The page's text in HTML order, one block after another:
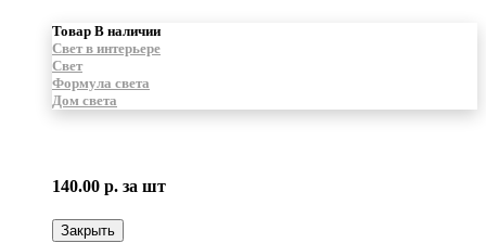
Товар В наличии
Свет в интерьере
Свет
Формула света
Дом света
140.00 р. за шт
Закрыть